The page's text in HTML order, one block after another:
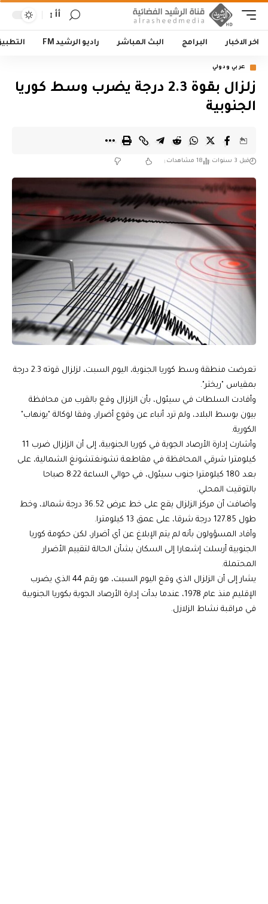
أأ
اخر الاخبار البرامج البث المباشر راديو الرشيد FM
عربي ودولي
زلزال بقوة 2.3 درجة يضرب وسط كوريا
الجنوبية
قبل 3 سنوات 18 مشاهدات
تعرضت منطقة وسط كوريا الجنوية، اليوم السبت، لزلزال قوته 2.3 درجة
بمقياس "ريختر".‏
وأفادت السلطات في سيئول، بأن الزلزال وقع بالقرب من محافظة
بيون بوسط البلاد، ولم ترد أنباء عن وقوع أضرار، وفقا لوكالة "يونهاب"
الكورية.
وأشارت إدارة الأرصاد الجوية في كوريا الجنوبية، إلى أن الزلزال ضرب 11
كيلومترا شرقي المحافظة في مقاطعة تشونغتشونغ الشمالية، على
بعد 180 كيلومترا جنوب سيئول، في حوالي الساعة 8:22 صباحا
بالتوقيت المحلي.
وأضافت أن مركز الزلزال يقع على خط عرض 36.52 درجة شمالا، وخط
طول 127.85 درجة شرقا، على عمق 13 كيلومترا.
وأفاد المسؤولون بأنه لم يتم الإبلاغ عن أي أضرار، لكن حكومة كوريا
الجنوبية أرسلت إشعارا إلى السكان بشأن الحالة لتقييم الأضرار
المحتملة.
يشار إلى أن الزلزال الذي وقع اليوم السبت، هو رقم 44 الذي يضرب
الإقليم منذ عام 1978، عندما بدأت إدارة الأرصاد الجوية بكوريا الجنوبية
في مراقبة نشاط الزلازل.